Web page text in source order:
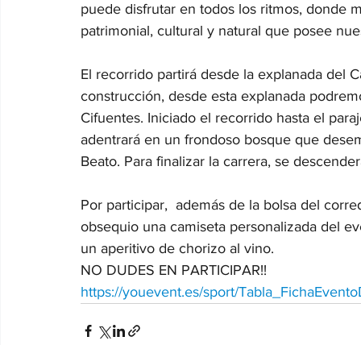
puede disfrutar en todos los ritmos, donde
patrimonial, cultural y natural que posee
El recorrido partirá desde la explanada del
construcción, desde esta explanada
Cifuentes. Iniciado el recorrido hasta el
adentrará en un frondoso bosque que
Beato. Para finalizar la carrera, se
Por participar,  además de la bolsa del
obsequio una camiseta personalizada del
un aperitivo de chorizo al vino.
NO DUDES EN PARTICIPAR!!
https://youevent.es/sport/